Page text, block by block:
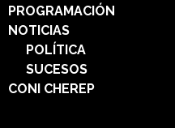
PROGRAMACIÓN
NOTICIAS
POLÍTICA
SUCESOS
CONI CHEREP